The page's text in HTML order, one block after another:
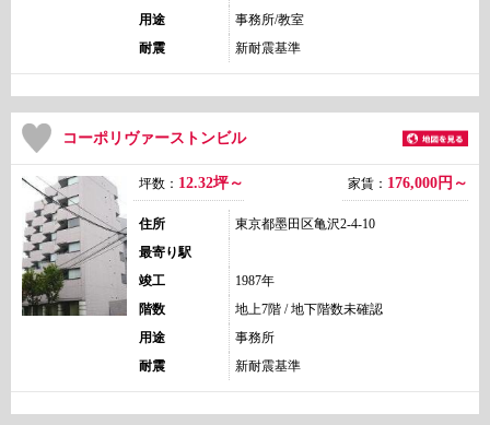
用途
事務所/教室
耐震
新耐震基準
コーポリヴァーストンビル
坪数： 12.32坪～ 家賃： 176,000 円～
住所
東京都墨田区亀沢2-4-10
最寄り駅
竣工
1987年
階数
地上7階 / 地下階数未確認
用途
事務所
耐震
新耐震基準